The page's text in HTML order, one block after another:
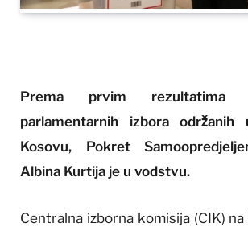
Prema prvim rezultatima
parlamentarnih izbora
Kosovu, Pokret
Albina Kurtija je u vodstvu.
Centralna izborna komisija (CIK)